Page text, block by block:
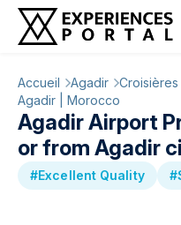
Accueil Agadir Croisières
Agadir | Morocco
Agadir Airport
or from Agadir
#Excellent Quality